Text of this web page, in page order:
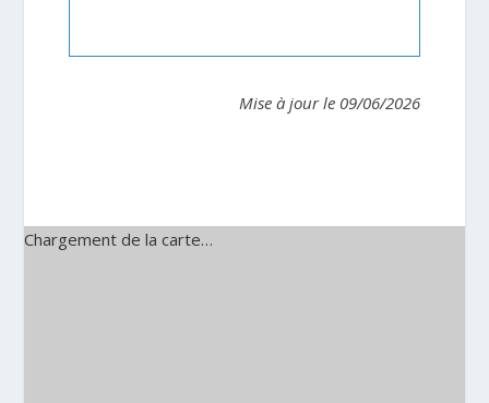
Mise à jour le 09/06/2026
Chargement de la carte…